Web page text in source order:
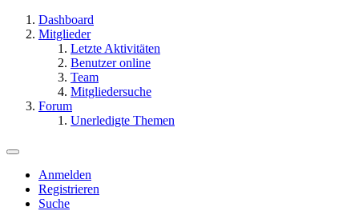
Dashboard
Mitglieder
Letzte Aktivitäten
Benutzer online
Team
Mitgliedersuche
Forum
Unerledigte Themen
Anmelden
Registrieren
Suche